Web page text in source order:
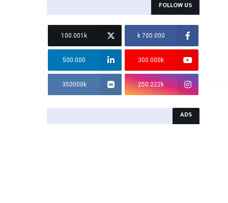
FOLLOW US
700.000 k
100.001k
300.000k
500.000
250.222k
350000k
ADS